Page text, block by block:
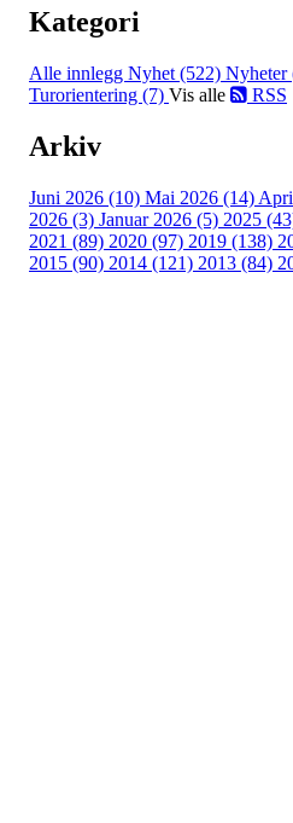
Kategori
Alle innlegg Nyhet (522) Nyheter
Turorientering (7) Vis alle RSS
Arkiv
Juni 2026 (10) Mai 2026 (14)
2026 (3) Januar 2026 (5) 2025
2021 (89) 2020 (97) 2019 (138)
2015 (90) 2014 (121) 2013 (84)